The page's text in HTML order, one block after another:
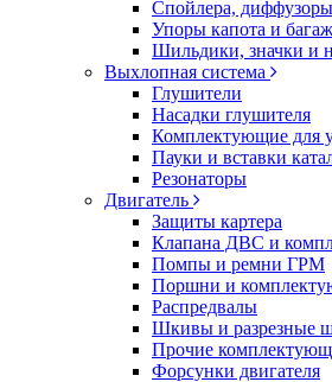
Спойлера,
Упоры капота и
Шильдики, значки и
Выхлопная система
Глушители
Насадки глушителя
Комплектующие для
Пауки и вставки
Резонаторы
Двигатель
Защиты картера
Клапана ДВС и
Помпы и ремни ГРМ
Поршни и
Распредвалы
Шкивы и разрезные
Прочие
Форсунки двигателя